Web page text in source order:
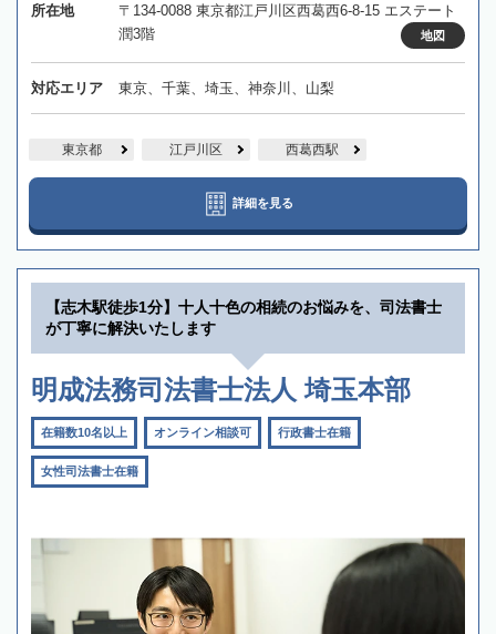
所在地
〒134-0088 東京都江戸川区西葛西6-8-15 エステート
潤3階
地図
対応エリア 東京、千葉、埼玉、神奈川、山梨
東京都 江戸川区 西葛西駅
詳細を見る
【志木駅徒歩1分】十人十色の相続のお悩みを、司法書士
が丁寧に解決いたします
明成法務司法書士法人 埼玉本部
在籍数10名以上 オンライン相談可 行政書士在籍
女性司法書士在籍